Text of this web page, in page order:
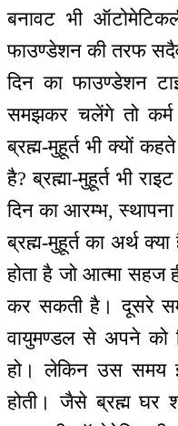
बनावट भी
फाउण्डेशन की तरफ
दिन का फाउण्डेशन
समझकर चलेंगे तो कर्म
ब्रह्म-मुहूर्त भी क्यों कहते
है? ब्रह्मा-मुहूर्त भी
दिन का आरम्भ,
ब्रह्म-मुहूर्त का अर्थ
होता है जो आत्मा सहज
कर सकती है। दूसरे
वायुमण्डल से अपने को
हो। लेकिन उस समय
होती। जैसे ब्रह्म घर